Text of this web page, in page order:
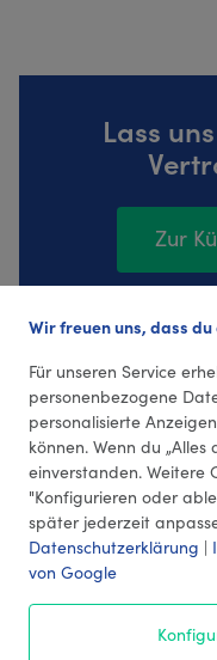
Lass
Zur
156
Wir freuen uns, dass
Für unseren Service
personenbezogene
personalisierte
können. Wenn du
einverstanden. Weitere
"Konfigurieren oder
später jederzeit
Datenschutzerklärung |
von Google